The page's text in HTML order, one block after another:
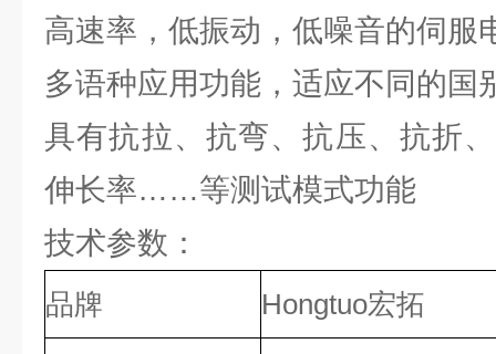
高速率，低振动，低噪音的伺服
多语种应用功能，适应不同的国
具有抗拉、抗弯、抗压、抗折
伸长率……等测试模式功能
技术参数：
品牌 Hongtuo宏拓